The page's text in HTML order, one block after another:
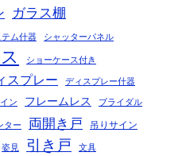
ガラス棚
テム什器 シャッターパネル
ショーケース付き
スプレー ディスプレー什器
ン フレームレス ブライダル
ター 両開き戸 吊りサイン
姿見 引き戸 文具